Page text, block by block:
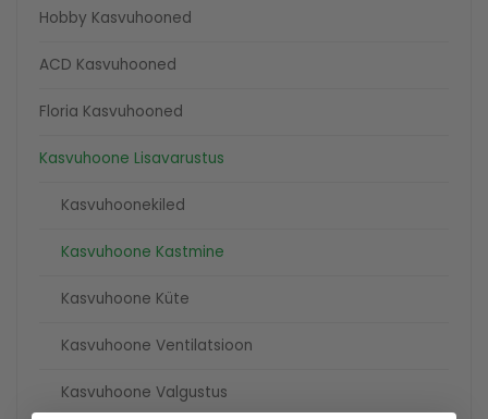
Hobby Kasvuhooned
ACD Kasvuhooned
Floria Kasvuhooned
Kasvuhoone Lisavarustus
Kasvuhoonekiled
Kasvuhoone Kastmine
Kasvuhoone Küte
Kasvuhoone Ventilatsioon
Kasvuhoone Valgustus